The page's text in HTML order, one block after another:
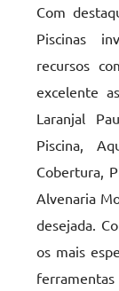
Com
Piscinas
recursos
excelente
Laranjal
Piscina,
Cobertura,
Alvenaria
desejada.
os mais
ferramentas